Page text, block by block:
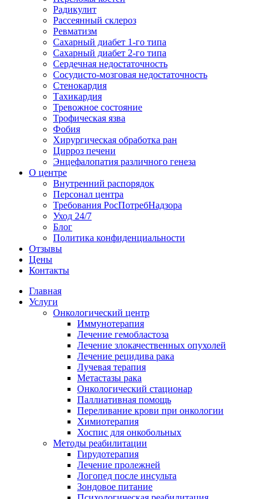
Радикулит
Рассеянный склероз
Ревматизм
Сахарный диабет 1-го типа
Сахарный диабет 2-го типа
Сердечная недостаточность
Сосудисто-мозговая недостаточность
Стенокардия
Тахикардия
Тревожное состояние
Трофическая язва
Фобия
Хирургическая обработка ран
Цирроз печени
Энцефалопатия различного генеза
О центре
Внутренний распорядок
Персонал центра
Требования РосПотребНадзора
Уход 24/7
Блог
Политика конфиденциальности
Отзывы
Цены
Контакты
Главная
Услуги
Онкологический центр
Иммунотерапия
Лечение гемобластоза
Лечение злокачественных опухолей
Лечение рецидива рака
Лучевая терапия
Метастазы рака
Онкологический стационар
Паллиативная помощь
Переливание крови при онкологии
Химиотерапия
Хоспис для онкобольных
Методы реабилитации
Гирудотерапия
Лечение пролежней
Логопед после инсульта
Зондовое питание